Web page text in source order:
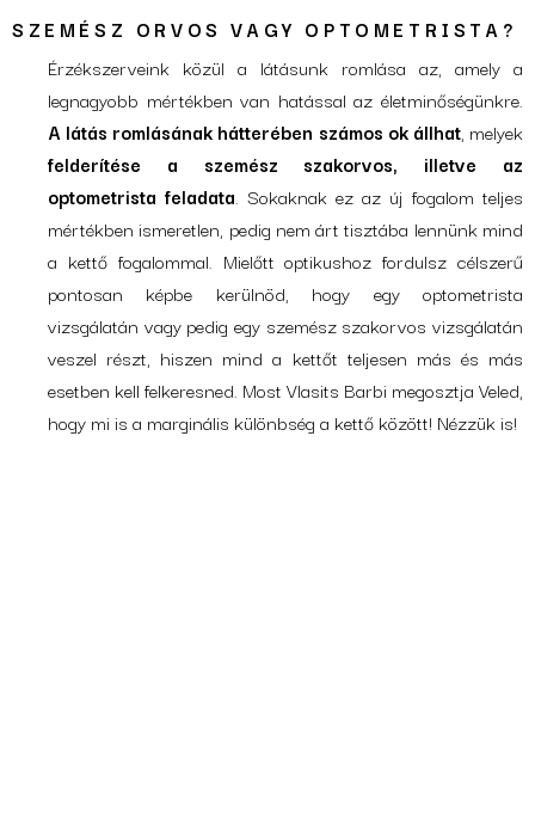
SZEMÉSZ ORVOS VAGY OPTOMETRISTA?
Érzékszerveink közül a látásunk romlása az, amely a
legnagyobb mértékben van hatással az életminőségünkre.
A látás romlásának hátterében számos ok állhat, melyek
felderítése a szemész szakorvos, illetve az
optometrista feladata. Sokaknak ez az új fogalom teljes
mértékben ismeretlen, pedig nem árt tisztába lennünk mind
a kettő fogalommal. Mielőtt optikushoz fordulsz célszerű
pontosan képbe kerülnöd, hogy egy optometrista
vizsgálatán vagy pedig egy szemész szakorvos vizsgálatán
veszel részt, hiszen mind a kettőt teljesen más és más
esetben kell felkeresned. Most Vlasits Barbi megosztja Veled,
hogy mi is a marginális különbség a kettő között! Nézzük is!